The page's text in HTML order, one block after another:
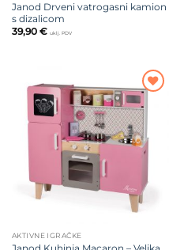
Janod Drveni vatrogasni kamion
s dizalicom
39,90 € uklj. PDV
Dodajte
na listu
želja
AKTIVNE IGRAČKE